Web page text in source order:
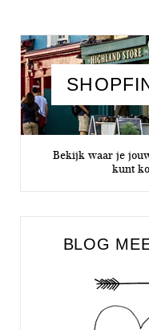
Bekijk waar je
kunt
BLOG